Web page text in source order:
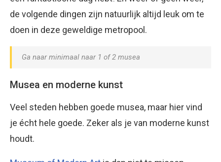
de volgende dingen zijn natuurlijk altijd leuk om te
doen in deze geweldige metropool.
Ga naar minimaal naar 1 of 2 musea
Musea en moderne kunst
Veel steden hebben goede musea, maar hier vind
je écht hele goede. Zeker als je van moderne kunst
houdt.